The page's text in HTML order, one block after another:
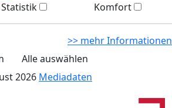
Statistik Komfort
>> mehr Informationen
Alle auswählen
2026 Mediadaten